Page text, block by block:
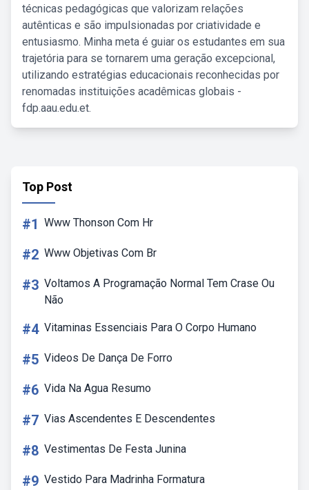
técnicas pedagógicas que valorizam relações
autênticas e são impulsionadas por criatividade e
entusiasmo. Minha meta é guiar os estudantes em sua
trajetória para se tornarem uma geração excepcional,
utilizando estratégias educacionais reconhecidas por
renomadas instituições acadêmicas globais -
fdp.aau.edu.et.
Top Post
#1 Www Thonson Com Hr
#2 Www Objetivas Com Br
#3 Voltamos A Programação Normal Tem Crase Ou
Não
#4 Vitaminas Essenciais Para O Corpo Humano
#5 Videos De Dança De Forro
#6 Vida Na Agua Resumo
#7 Vias Ascendentes E Descendentes
#8 Vestimentas De Festa Junina
#9 Vestido Para Madrinha Formatura